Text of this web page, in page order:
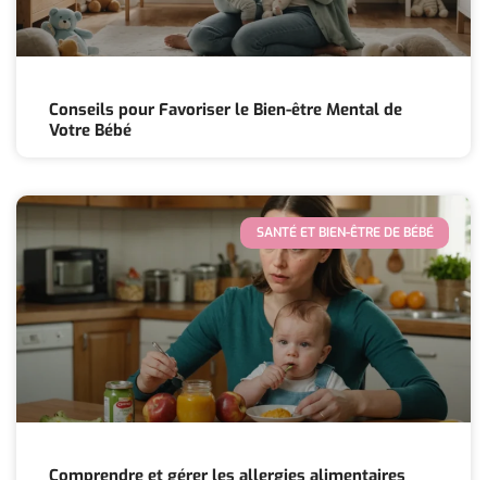
Conseils pour Favoriser le Bien-être Mental de
Votre Bébé
SANTÉ ET BIEN-ÊTRE DE BÉBÉ
Comprendre et gérer les allergies alimentaires